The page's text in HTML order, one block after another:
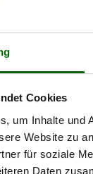
Cookies
um Inhalte und
Website zu
für soziale
Daten